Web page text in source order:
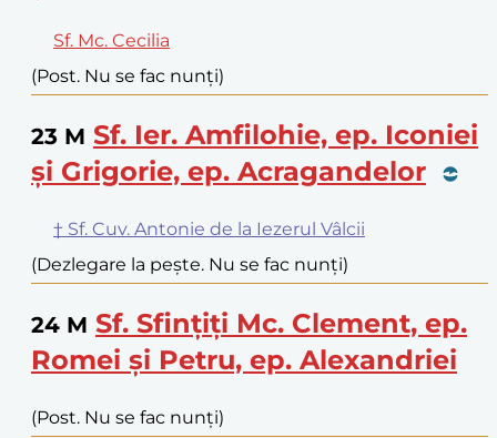
Sf. Mc. Cecilia
(Post. Nu se fac nunți)
23 M Sf. Ier. Amfilohie, ep. Iconiei
și Grigorie, ep. Acragandelor
† Sf. Cuv. Antonie de la Iezerul Vâlcii
(Dezlegare la pește. Nu se fac nunți)
24 M Sf. Sfințiți Mc. Clement, ep.
Romei și Petru, ep. Alexandriei
(Post. Nu se fac nunți)